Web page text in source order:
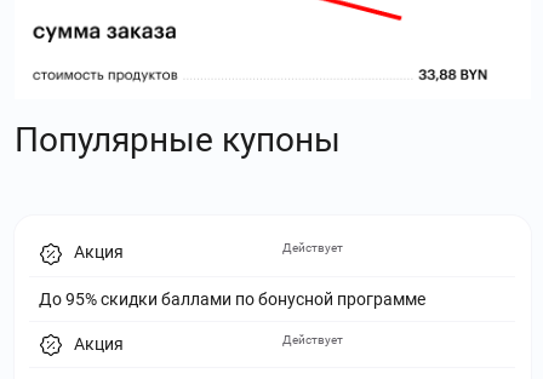
Популярные купоны
Акция
До 95% скидки баллами по бонусной программе
Действует
Акция Действует